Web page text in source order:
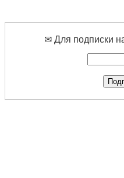
✉ Для подписки